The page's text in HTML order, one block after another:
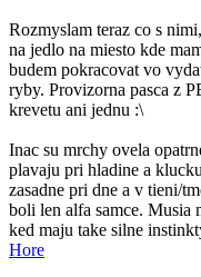
Rozmyslam teraz co s
na jedlo na miesto kde
budem pokracovat vo
ryby. Provizorna pasca z
krevetu ani jednu :\
Inac su mrchy ovela
plavaju pri hladine a
zasadne pri dne a v tieni/
boli len alfa samce. Musia
ked maju take silne
Hore